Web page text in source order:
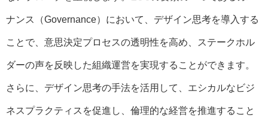
ナンス（Governance）において、デザイン思考を導入する
ことで、意思決定プロセスの透明性を高め、ステークホル
ダーの声を反映した組織運営を実現することができます。
さらに、デザイン思考の手法を活用して、エシカルなビジ
ネスプラクティスを促進し、倫理的な経営を推進すること